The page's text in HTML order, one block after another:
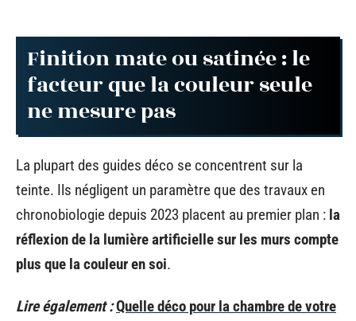
Finition mate ou satinée : le
facteur que la couleur seule
ne mesure pas
La plupart des guides déco se concentrent sur la
teinte. Ils négligent un paramètre que des travaux en
chronobiologie depuis 2023 placent au premier plan : la
réflexion de la lumière artificielle sur les murs compte
plus que la couleur en soi.
Lire également :Quelle déco pour la chambre de votre